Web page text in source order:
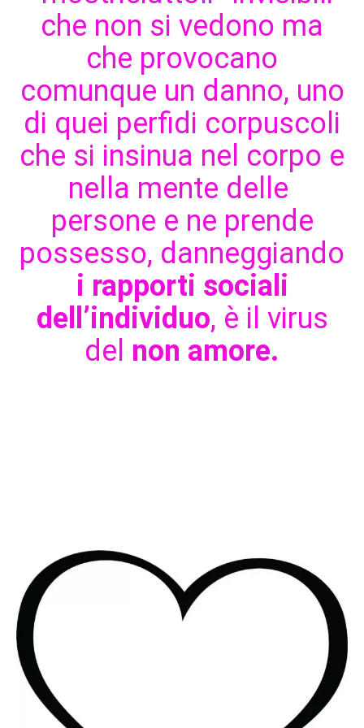
che non si vedono ma
che provocano
comunque un danno, uno
di quei perfidi corpuscoli
che si insinua nel corpo e
nella mente delle
persone e ne prende
possesso, danneggiando
i rapporti sociali
dell’individuo, è il virus
del non amore.